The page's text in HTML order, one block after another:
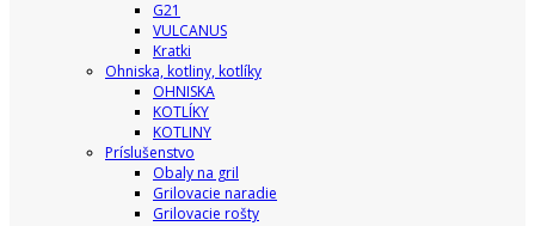
G21
VULCANUS
Kratki
Ohniska, kotliny, kotlíky
OHNISKA
KOTLÍKY
KOTLINY
Príslušenstvo
Obaly na gril
Grilovacie naradie
Grilovacie rošty